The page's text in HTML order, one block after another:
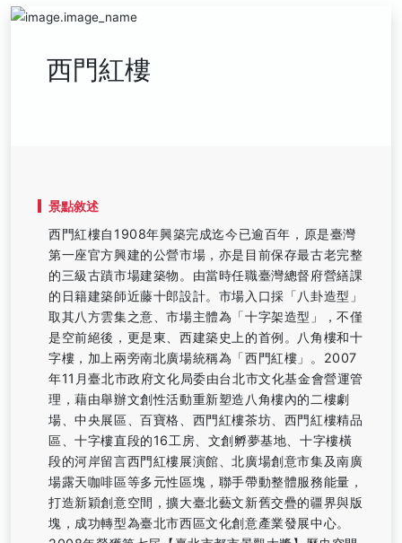
西門紅樓
景點敘述
西門紅樓自1908年興築完成迄今已逾百年，原是臺灣
第一座官方興建的公營市場，亦是目前保存最古老完整
的三級古蹟市場建築物。由當時任職臺灣總督府營繕課
的日籍建築師近藤十郎設計。市場入口採「八卦造型」
取其八方雲集之意、市場主體為「十字架造型」，不僅
是空前絕後，更是東、西建築史上的首例。八角樓和十
字樓，加上兩旁南北廣場統稱為「西門紅樓」。2007
年11月臺北市政府文化局委由台北市文化基金會營運管
理，藉由舉辦文創性活動重新塑造八角樓內的二樓劇
場、中央展區、百寶格、西門紅樓茶坊、西門紅樓精品
區、十字樓直段的16工房、文創孵夢基地、十字樓橫
段的河岸留言西門紅樓展演館、北廣場創意市集及南廣
場露天咖啡區等多元性區塊，聯手帶動整體服務能量，
打造新穎創意空間，擴大臺北藝文新舊交疊的疆界與版
塊，成功轉型為臺北市西區文化創意產業發展中心。